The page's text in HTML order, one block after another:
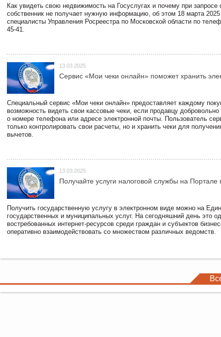
Как увидеть свою недвижимость на Госуслугах и почему при запросе
собственник не получает нужную информацию, об этом 18 марта 2025
специалисты Управления Росреестра по Московской области по
45-41.
13.03.2025
Сервис «Мои чеки онлайн» поможет хранить
Специальный сервис «Мои чеки онлайн» предоставляет каждому
возможность видеть свои кассовые чеки, если продавцу
о номере телефона или адресе электронной почты. Пользователь
только контролировать свои расчеты, но и хранить чеки для
вычетов.
13.03.2025
Получайте услуги налоговой службы на Портале
Получить государственную услугу в электронном виде можно на
государственных и муниципальных услуг. На сегодняшний день это
востребованных интернет-ресурсов среди граждан и субъектов
оперативно взаимодействовать со множеством различных ведомств.